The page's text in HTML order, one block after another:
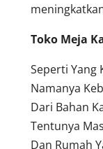
Toko Meja
Seperti Yang
Namanya
Dari Bahan
Tentunya
Dan Rumah